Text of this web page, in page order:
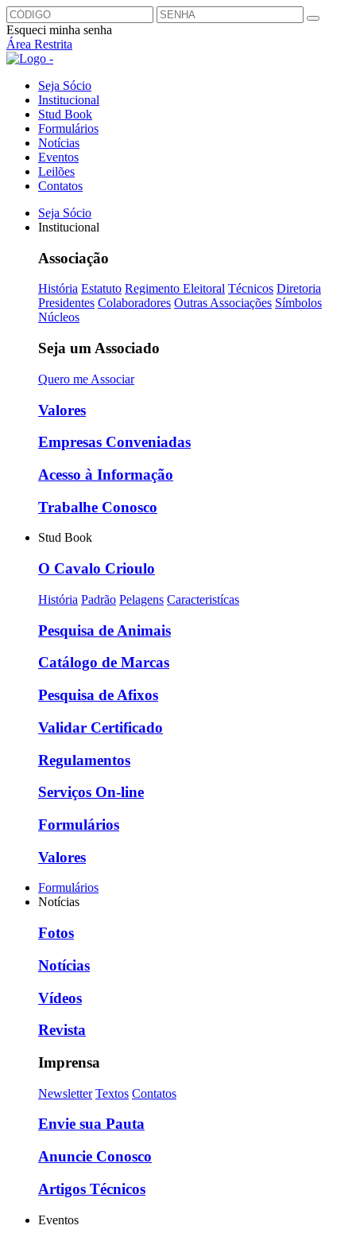
Esqueci minha senha
Área Restrita
Seja Sócio
Institucional
Stud Book
Formulários
Notícias
Eventos
Leilões
Contatos
Seja Sócio
Institucional
Associação
História Estatuto Regimento Eleitoral Técnicos Diretoria
Presidentes Colaboradores Outras Associações Símbolos
Núcleos
Seja um Associado
Quero me Associar
Valores
Empresas Conveniadas
Acesso à Informação
Trabalhe Conosco
Stud Book
O Cavalo Crioulo
História Padrão Pelagens Caracteristícas
Pesquisa de Animais
Catálogo de Marcas
Pesquisa de Afixos
Validar Certificado
Regulamentos
Serviços On-line
Formulários
Valores
Formulários
Notícias
Fotos
Notícias
Vídeos
Revista
Imprensa
Newsletter Textos Contatos
Envie sua Pauta
Anuncie Conosco
Artigos Técnicos
Eventos